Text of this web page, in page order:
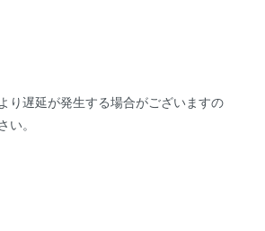
り遅延が発生する場合がございますの
。